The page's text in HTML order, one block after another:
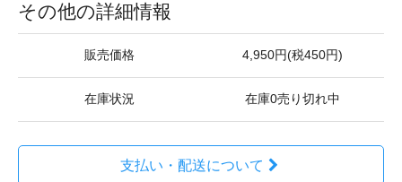
その他の詳細情報
販売価格 4,950円(税450円)
在庫状況 在庫0売り切れ中
支払い・配送について